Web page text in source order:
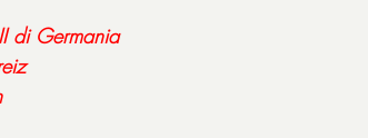
di Germania